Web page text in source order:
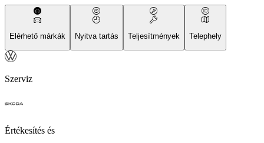
Elérhető márkák Nyitva tartás Teljesítmények Telephely
Szerviz
Értékesítés és